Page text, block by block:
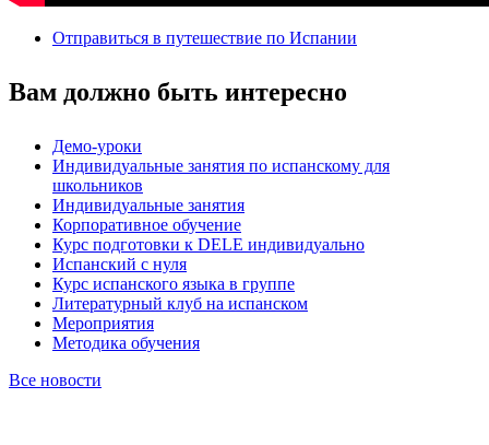
Отправиться в путешествие по Испании
Вам должно быть интересно
Демо-уроки
Индивидуальные занятия по испанскому для
школьников
Индивидуальные занятия
Корпоративное обучение
Курс подготовки к DELE индивидуально
Испанский с нуля
Курс испанского языка в группе
Литературный клуб на испанском
Мероприятия
Методика обучения
Все новости